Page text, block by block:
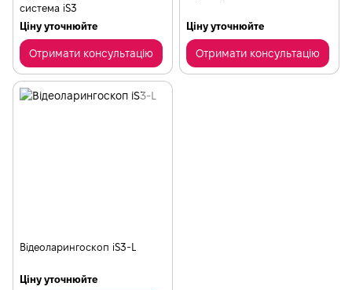
система iS3
Ціну уточнюйте
Отримати консультацію
Ціну уточнюйте
Отримати консультацію
Відеоларингоскоп iS3-L
Ціну уточнюйте